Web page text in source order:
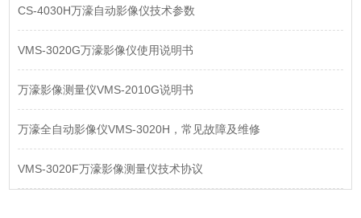
CS-4030H万濠自动影像仪技术参数
VMS-3020G万濠影像仪使用说明书
万濠影像测量仪VMS-2010G说明书
万濠全自动影像仪VMS-3020H，常见故障及维修
VMS-3020F万濠影像测量仪技术协议